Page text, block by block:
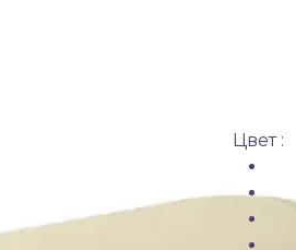
Цвет :